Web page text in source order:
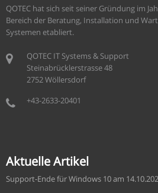
QOTEC hat sich seit seiner Gründung im
Bereich der Beratung, Installation und
Systemen etabliert.
QOTEC IT Systems & Support
Steinabrücklerstrasse 48
2752 Wöllersdorf
+43-2633-20401
Aktuelle Artikel
Support-Ende für Windows 10 am